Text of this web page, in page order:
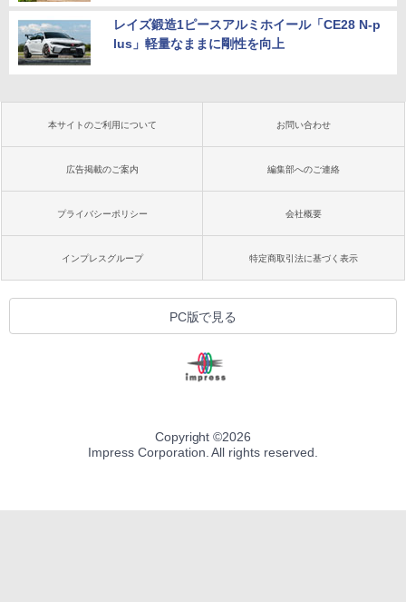
レイズ鍛造1ピースアルミホイール「CE28 N-p
lus」軽量なままに剛性を向上
本サイトのご利用について お問い合わせ
広告掲載のご案内 編集部へのご連絡
プライバシーポリシー 会社概要
インプレスグループ 特定商取引法に基づく表示
PC版で見る
Copyright ©2026
Impress Corporation. All rights reserved.